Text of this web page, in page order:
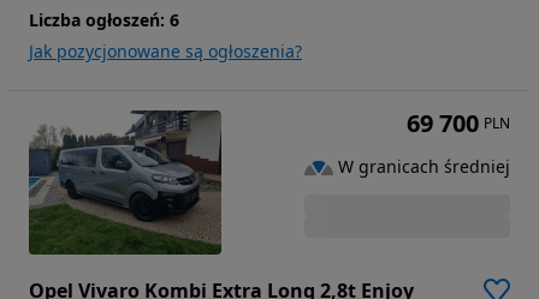
Liczba ogłoszeń: 6
Jak pozycjonowane są ogłoszenia?
Opel Vivaro Kombi Extra Long 2,8t Enjoy
69 700 PLN
W granicach średniej